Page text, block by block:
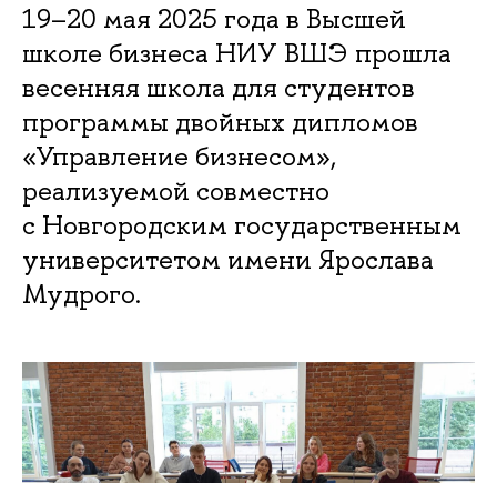
19–20 мая 2025 года в Высшей
школе бизнеса НИУ ВШЭ прошла
весенняя школа для студентов
программы двойных дипломов
«Управление бизнесом»,
реализуемой совместно
с Новгородским государственным
университетом имени Ярослава
Мудрого.